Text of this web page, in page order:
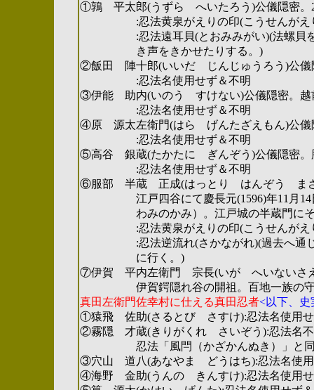
①鶉 平太郎(うずら へいたろう)公儀隠密。
:忍法黄泉がえりの印(こうせんがえり
:忍法遠耳貝(とおみみがい)(法螺貝を使
き声をきかせたりする。)
②飯田 陣十郎(いいだ じんじゅうろう)公儀
:忍法名使用せず＆不明
③伊能 助内(いのう すけない)公儀隠密。越
:忍法名使用せず＆不明
④原 源太左衛門(はら げんたざえもん)公儀
:忍法名使用せず＆不明
⑤高谷 銀蔵(たかたに ぎんぞう)公儀隠密。
:忍法名使用せず＆不明
⑥服部 半蔵 正成(はっとり はんぞう まさ
江戸四谷にて慶長元(1596)年11月14日
わみのかみ）。江戸城の半蔵門にそ
:忍法黄泉がえりの印(こうせんがえり
:忍法逆流れ(さかながれ)(過去へ通じる
に行く。)
⑦伊賀 平内左衛門 宗長(いが へいないさ
伊賀鍔隠れ谷の開祖。百地一族の守護
真田左衛門佐幸村に仕える真田忍者<以下、
①猿飛 佐助(さるとび さすけ):忍法名使用せ
②霧隠 才蔵(きりがくれ さいぞう):忍法名不
忍法「風閂（かざかんぬき）」と同
③穴山 道八(あなやま どうはち):忍法名使用
④海野 金助(うんの きんすけ):忍法名使用せ